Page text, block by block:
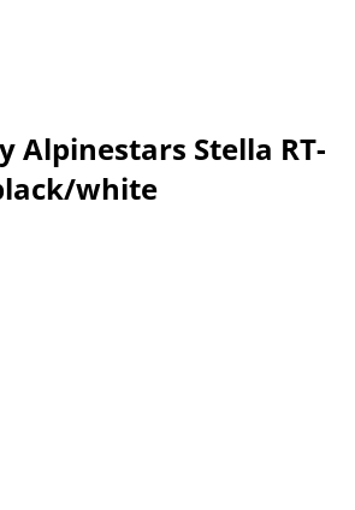
Alpinestars Stella RT-
white